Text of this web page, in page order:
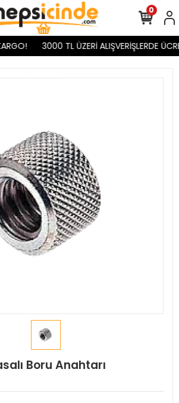
3000 TL ÜZERİ ALIŞVERİŞLERDE
0
Boru Anahtarı